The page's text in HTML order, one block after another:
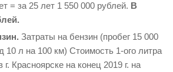
= за 25 лет 1 550 000 рублей. В
Затраты на бензин (пробег 15 000
10 л на 100 км) Стоимость 1-ого литра
Красноярске на конец 2019 г. на